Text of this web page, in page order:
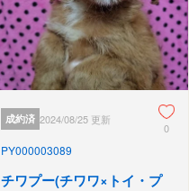
成約済 2024/08/25 更新
0
PY000003089
チワプー(チワワ×トイ・プ